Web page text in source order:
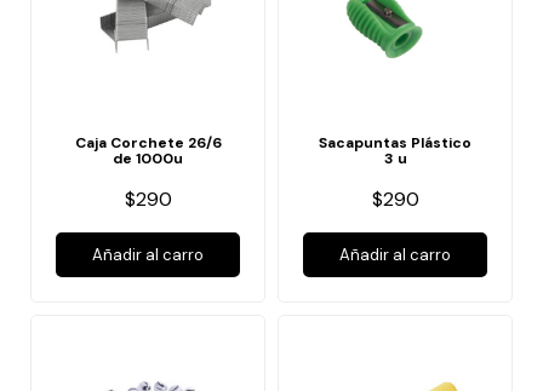
Caja Corchete 26/6
de 1000u
$290
Añadir al carro
Sacapuntas Plástico
3 u
$290
Añadir al carro